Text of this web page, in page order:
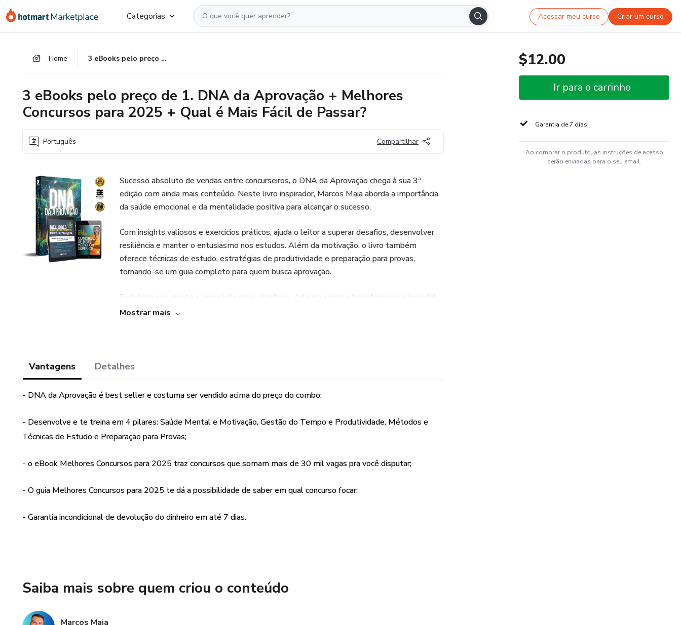
para
para
para
Categorias Acessar meu curso Criar um curso
Home 3 eBooks pelo preço de 1. DNA da Aprovação + Melhores Concursos para 2025 + Qual é Mais Fácil de Passar?
3 eBooks pelo preço de 1. DNA da Aprovação + Melhores
Concursos para 2025 + Qual é Mais Fácil de Passar?
Português Compartilhar
Sucesso absoluto de vendas entre concurseiros, o DNA da Aprovação chega à sua 3ª
edição com ainda mais conteúdo. Neste livro inspirador, Marcos Maia aborda a importância
da saúde emocional e da mentalidade positiva para alcançar o sucesso.
Com insights valiosos e exercícios práticos, ajuda o leitor a superar desafios, desenvolver
resiliência e manter o entusiasmo nos estudos. Além da motivação, o livro também
oferece técnicas de estudo, estratégias de produtividade e preparação para provas,
tornando-se um guia completo para quem busca aprovação.​
Fortaleça sua mente e conquiste seus objetivos. Adquira agora e transforme sua jornada!
Mostrar mais
Vantagens Detalhes
- DNA da Aprovação é best seller e costuma ser vendido acima do preço do combo;
- Desenvolve e te treina em 4 pilares: Saúde Mental e Motivação, Gestão do Tempo e Produtividade, Métodos e
Técnicas de Estudo e Preparação para Provas;
- o eBook Melhores Concursos para 2025 traz concursos que somam mais de 30 mil vagas pra você disputar;
- O guia Melhores Concursos para 2025 te dá a possibilidade de saber em qual concurso focar;
- Garantia incondicional de devolução do dinheiro em até 7 dias.
Saiba mais sobre quem criou o conteúdo
Marcos Maia
$12.00
Ir para o carrinho
Garantia de 7 dias
Ao comprar o produto, as instruções de acesso
serão enviadas para o seu email.